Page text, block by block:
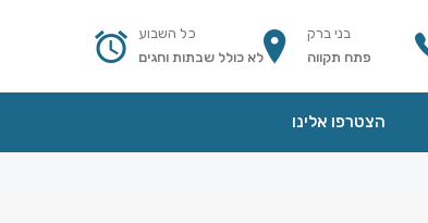
בני ברק
פתח תקווה
כל השבוע
לא כולל שבתות וחגים
הצטרפו אלינו